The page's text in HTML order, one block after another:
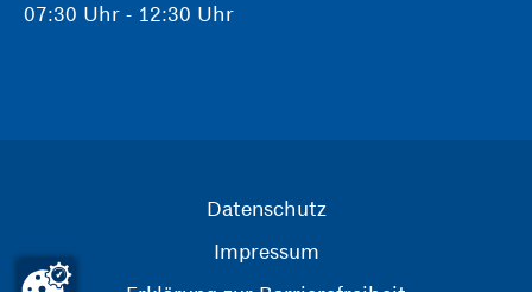
07:30 Uhr - 12:30 Uhr
Datenschutz
Impressum